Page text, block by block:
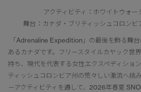
アクティビティ：ホワイトウォー
舞台：カナダ・ブリティッシュコロンビ
「Adrenaline Expedition」の最後を飾る舞
あるカナダです。フリースタイルカヤック世
持ち、現代を代表する女性エクスペディショ
ティッシュコロンビア州の荒々しい激流へ挑
ーアクティビティを通して、2026年春夏